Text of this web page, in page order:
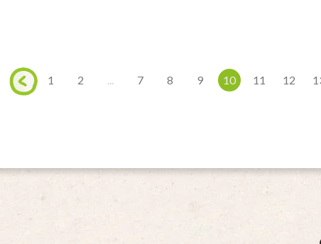
1 2 ... 7 8 9 10 11 12